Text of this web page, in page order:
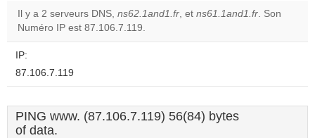
Il y a 2 serveurs DNS, ns62.1and1.fr, et ns61.1and1.fr. Son
Numéro IP est 87.106.7.119.
IP:
87.106.7.119
PING www. (87.106.7.119) 56(84) bytes
of data.